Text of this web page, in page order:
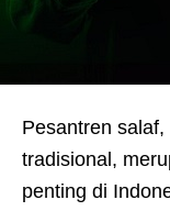
Pesantren
tradisional,
penting di